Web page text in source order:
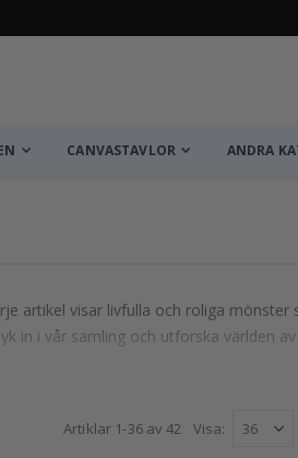
CANVASTAVLOR ANDRA
artikel visar livfulla och roliga mönster
in i vår samling och utforska världen
Artiklar 1-36av42 Visa